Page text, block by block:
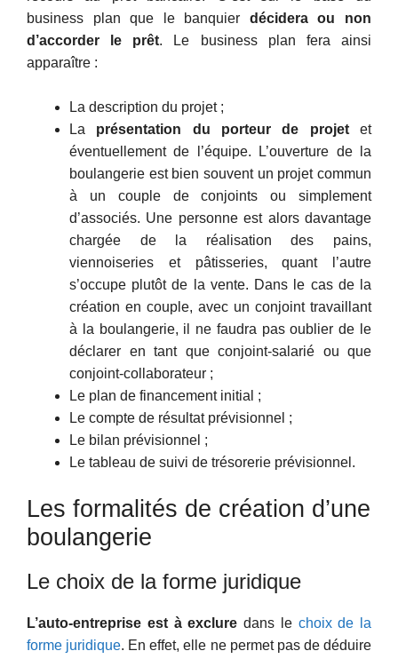
business plan que le banquier décidera ou non
d’accorder le prêt. Le business plan fera ainsi
apparaître :
La description du projet ;
La présentation du porteur de projetet
éventuellement de l’équipe. L’ouverture de la
boulangerie est bien souvent un projet commun
à un couple de conjoints ou simplement
d’associés. Une personne est alors davantage
chargée de la réalisation des pains,
viennoiseries et pâtisseries, quant l’autre
s’occupe plutôt de la vente. Dans le cas de la
création en couple, avec un conjoint travaillant
à la boulangerie, il ne faudra pas oublier de le
déclarer en tant que conjoint-salarié ou que
conjoint-collaborateur ;
Le plan de financement initial ;
Le compte de résultat prévisionnel ;
Le bilan prévisionnel ;
Le tableau de suivi de trésorerie prévisionnel.
Les formalités de création d’une
boulangerie
Le choix de la forme juridique
L’auto-entreprise est à exclure dans le choix de la
forme juridique. En effet, elle ne permet pas de déduire